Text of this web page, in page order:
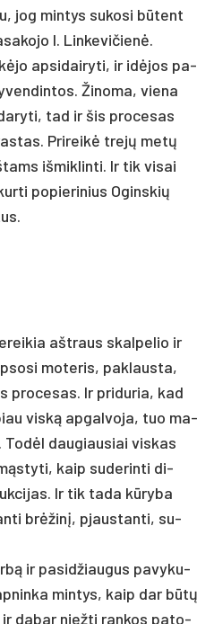
jog min­tys su­ko­si būtent
I. Lin­ke­vi­čienė.
ap­si­dai­ry­ti, ir idė­jos pa­
Ži­no­ma, vie­na
tad ir šis pro­ce­sas
Pri­reikė trejų metų
iš­mik­lin­ti. Ir tik vi­sai
po­pie­ri­nius Ogins­kių
ašt­raus skal­pe­lio ir
mo­te­ris, pa­klaus­ta,
pro­ce­sas. Ir pri­du­ria, kad
viską ap­gal­vo­ja, tuo ma­
dau­giau­siai vis­kas
kaip su­de­rin­ti di­
Ir tik ta­da kūry­ba
brėžinį, pjaus­tan­ti, su­
ir pa­si­džiau­gus pa­vy­ku­
min­tys, kaip dar būtų
da­bar niež­ti ran­kos pa­to­